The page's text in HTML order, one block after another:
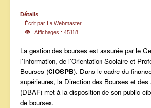
ANNONCES
Détails
Écrit par Le Webmaster
Affichages : 45118
La gestion des bourses est assurée par le
l’Information, de l’Orientation Scolaire et
Bourses (CIOSPB). Dans le cadre du
supérieures, la Direction des Bourses et des
(DBAF) met à la disposition de son public
de bourses.